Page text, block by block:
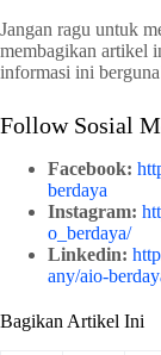
Jangan ragu untuk
membagikan artikel
informasi ini
Follow Sosial
Facebook:
berdaya
Instagram:
o_berdaya/
Linkedin:
any/aio-
Bagikan Artikel Ini